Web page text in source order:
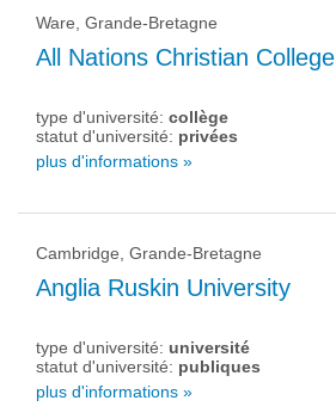
Ware, Grande-Bretagne
All Nations Christian College
type d'université: collège
statut d'université: privées
plus d'informations »
Cambridge, Grande-Bretagne
Anglia Ruskin University
type d'université: université
statut d'université: publiques
plus d'informations »